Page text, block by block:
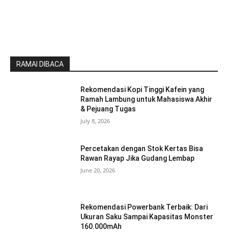
RAMAI DIBACA
Rekomendasi Kopi Tinggi Kafein yang
Ramah Lambung untuk Mahasiswa Akhir
& Pejuang Tugas
July 8, 2026
Percetakan dengan Stok Kertas Bisa
Rawan Rayap Jika Gudang Lembap
June 20, 2026
Rekomendasi Powerbank Terbaik: Dari
Ukuran Saku Sampai Kapasitas Monster
160.000mAh